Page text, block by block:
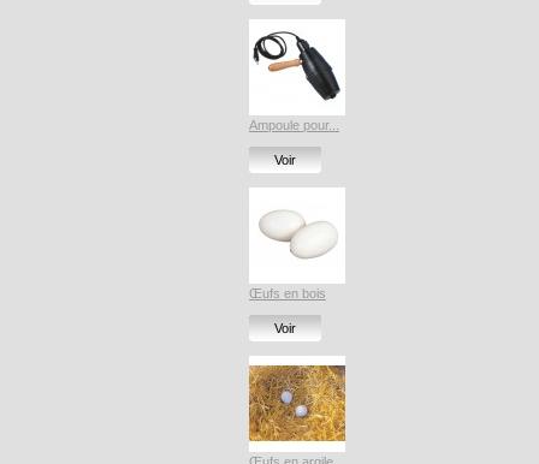
Ampoule pour...
Voir
Œufs en bois
Voir